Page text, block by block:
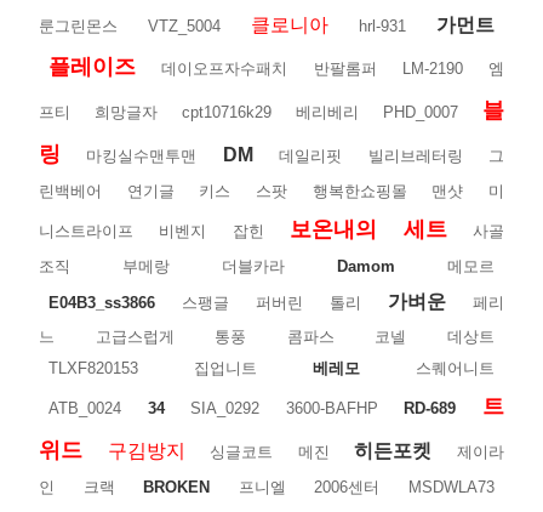
룬그린몬스
VTZ_5004 클로니아 hrl-931 가먼트
플레이즈 데이오프자수패치 반팔롬퍼 LM-2190 엠
프티 희망글자 cpt10716k29 베리베리 PHD_0007
블
링
마킹실수맨투맨 DM 데일리핏 빌리브레터링
그
린백베어
연기글 키스 스팟 행복한쇼핑몰 맨샷 미
니스트라이프 비벤지 잡힌 보온내의 세트
사골
조직
부메랑 더블카라 Damom
메모르
E04B3_ss3866
스팽글 퍼버린 톨리 가벼운
페리
느
고급스럽게 통풍 콤파스 코넬
데상트
TLXF820153
집업니트 베레모 스퀘어니트
ATB_0024 34 SIA_0292 3600-BAFHP RD-689
트
위드
구김방지 싱글코트 메진 히든포켓
제이라
인
크랙 BROKEN 프니엘 2006센터 MSDWLA73